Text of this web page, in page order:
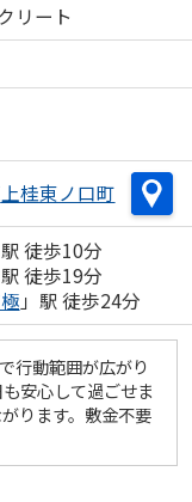
リート
上桂東ノ口町
駅 徒歩10分
駅 徒歩19分
」駅 徒歩24分
行動範囲が広がり
安心して過ごせま
ります。敷金不要